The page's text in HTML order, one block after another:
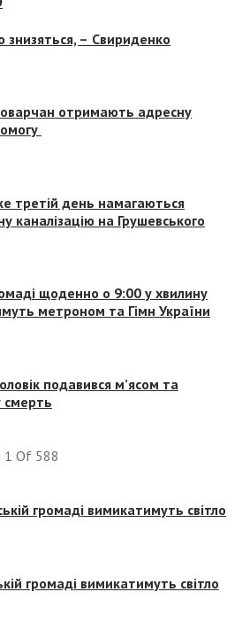
знизяться, – Свириденко
отримають адресну
третій день намагаються
каналізацію на Грушевського
щоденно о 9:00 у хвилину
метроном та Гімн України
подавився м’ясом та
смерть
1 Of 588
громаді вимикатимуть світло
громаді вимикатимуть світло